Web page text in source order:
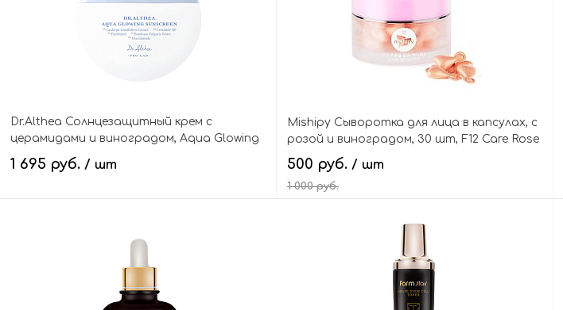
Dr.Althea Солнцезащитный крем с
церамидами и виноградом, Aqua Glowing
Sunscreen SPF50+ PA++++
1 695 руб. / шт
Mishipy Сыворотка для лица в капсулах, с
розой и виноградом, 30 шт, F12 Care Rose
500 руб. / шт
1 000 руб.
В корзину